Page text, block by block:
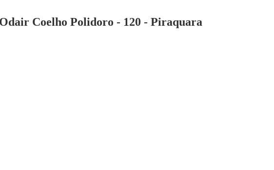
Coelho Polidoro - 120 - Piraquara